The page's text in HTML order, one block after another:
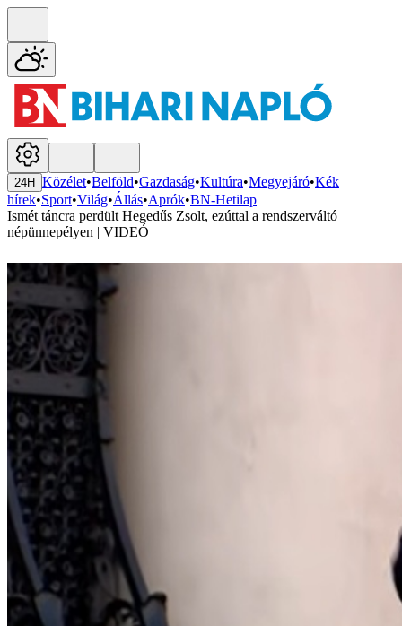
24H Közélet•Belföld•Gazdaság•Kultúra•Megyejáró•Kék
hírek•Sport•Világ•Állás•Aprók•BN-Hetilap
Ismét táncra perdült Hegedűs Zsolt, ezúttal a rendszerváltó
népünnepélyen | VIDEÓ